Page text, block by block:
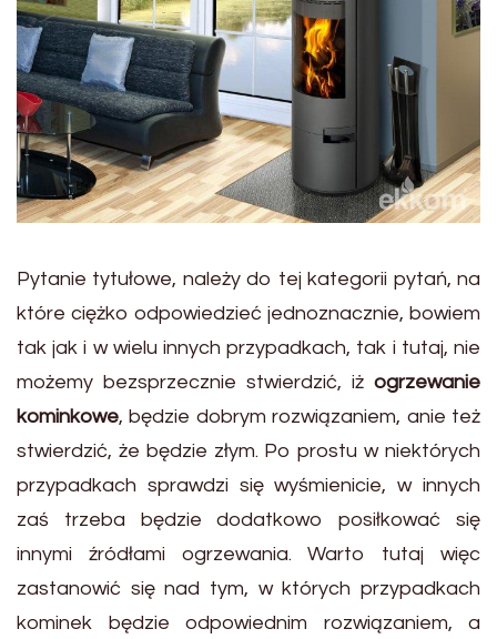
Pytanie tytułowe, należy do tej kategorii pytań, na
które ciężko odpowiedzieć jednoznacznie, bowiem
tak jak i w wielu innych przypadkach, tak i tutaj, nie
możemy bezsprzecznie stwierdzić, iż ogrzewanie
kominkowe, będzie dobrym rozwiązaniem, anie też
stwierdzić, że będzie złym. Po prostu w niektórych
przypadkach sprawdzi się wyśmienicie, w innych
zaś trzeba będzie dodatkowo posiłkować się
innymi źródłami ogrzewania. Warto tutaj więc
zastanowić się nad tym, w których przypadkach
kominek będzie odpowiednim rozwiązaniem, a